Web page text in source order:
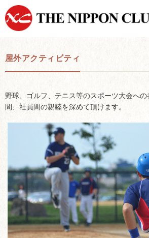
屋外アクティビティ
野球、ゴルフ、テニス等のスポーツ大会へ
間、社員間の親睦を深めて頂けます。
JAPANESE
日本クラブメンバーログイン
はじめてご利用の方はこ